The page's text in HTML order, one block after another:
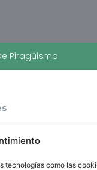
tecnologías como las
Piragüismo